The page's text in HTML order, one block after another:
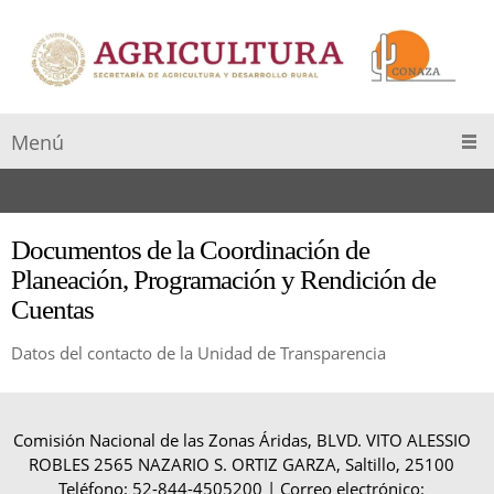
Menú
Documentos de la Coordinación de
Planeación, Programación y Rendición de
Cuentas
Datos del contacto de la Unidad de Transparencia
Comisión Nacional de las Zonas Áridas, BLVD. VITO ALESSIO
ROBLES 2565 NAZARIO S. ORTIZ GARZA, Saltillo, 25100
Teléfono: 52-844-4505200 | Correo electrónico: